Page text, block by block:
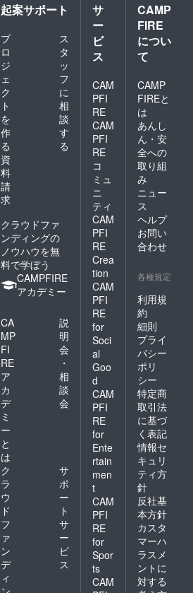
起案サポート
プ
ロ
ジ
ェ
ク
ト
を
作
る
ス
タ
ッ
フ
に
相
談
す
る
資
料
請
求
クラウドファ
ンディングの
ノウハウを無
料で学ぼう
CAMPFIRE
アカデミー
CA
MP
FI
RE
ア
カ
デ
ミ
ー
と
は
説
明
会
・
相
談
会
ク
ラ
ウ
ド
フ
ァ
ン
デ
ィ
サ
ポ
ー
ト
サ
ー
ビ
ス
サ
ー
ビ
ス
CAM
PFI
RE
CAM
PFI
RE
コ
ミュ
ニ
ティ
CAM
PFI
RE
Crea
tion
CAM
PFI
RE
for
Soci
al
Goo
d
CAM
PFI
RE
for
Ente
rtain
men
t
CAM
PFI
RE
for
Spor
ts
CAM
CAMP
FIRE
につい
て
CAMP
FIREと
は
あんし
ん・安
全への
取り組
み
ニュー
ス
ヘルプ
お問い
合わせ
各種規定
利用規
約
細則
プライ
バシー
ポリ
シー
特定商
取引法
に基づ
く表記
情報セ
キュリ
ティ方
針
反社基
本方針
カスタ
マーハ
ラスメ
ントに
対する